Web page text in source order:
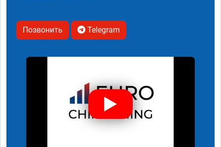
Позвонить Telegram